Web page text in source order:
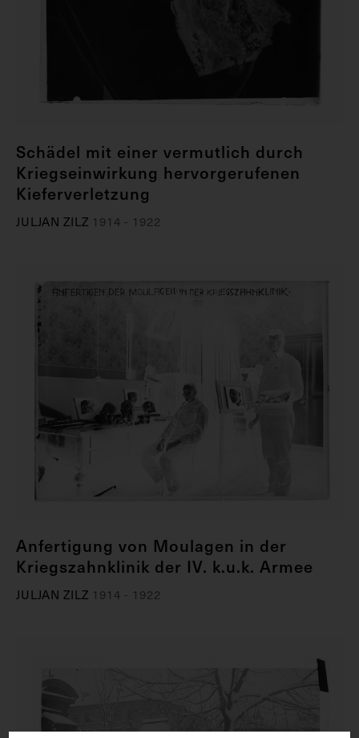
Schädel mit einer vermutlich durch
Kriegseinwirkung hervorgerufenen
Kieferverletzung
JULJAN ZILZ 1914 - 1922
Anfertigung von Moulagen in der
Kriegszahnklinik der IV. k.u.k. Armee
JULJAN ZILZ 1914 - 1922